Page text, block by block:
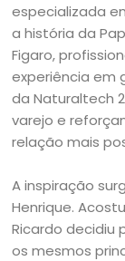
especializada
a história da
Figaro,
experiência em
da Naturaltech
varejo e
relação mais
A inspiração
Henrique.
Ricardo decidiu
os mesmos